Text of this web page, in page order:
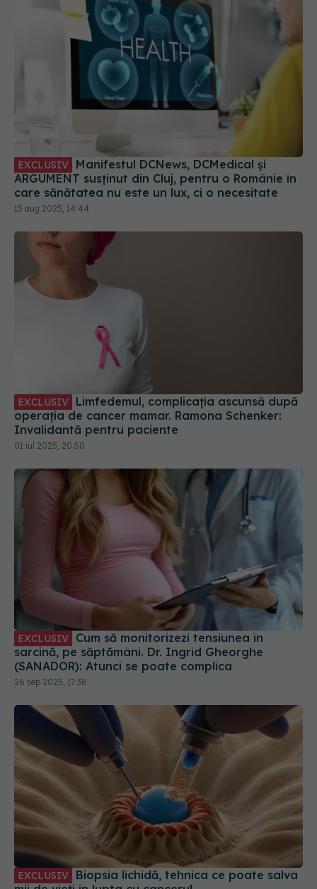
EXCLUSIV
ARGUMENT susținut din Cluj, pentru o Românie în
care sănătatea nu este un lux, ci o necesitate
15 aug 2025, 14:44
EXCLUSIV
operația de cancer mamar. Ramona Schenker:
Invalidantă pentru paciente
01 iul 2025, 20:50
EXCLUSIV
sarcină, pe săptămâni. Dr. Ingrid Gheorghe
(SANADOR): Atunci se poate complica
26 sep 2025, 17:38
EXCLUSIV